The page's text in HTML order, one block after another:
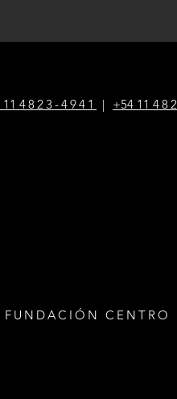
1 4823-4941 | +54 1 1
CENTRO